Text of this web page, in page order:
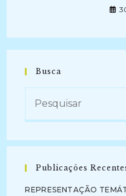
Busca
Publicações
REPRESENTAÇÃO